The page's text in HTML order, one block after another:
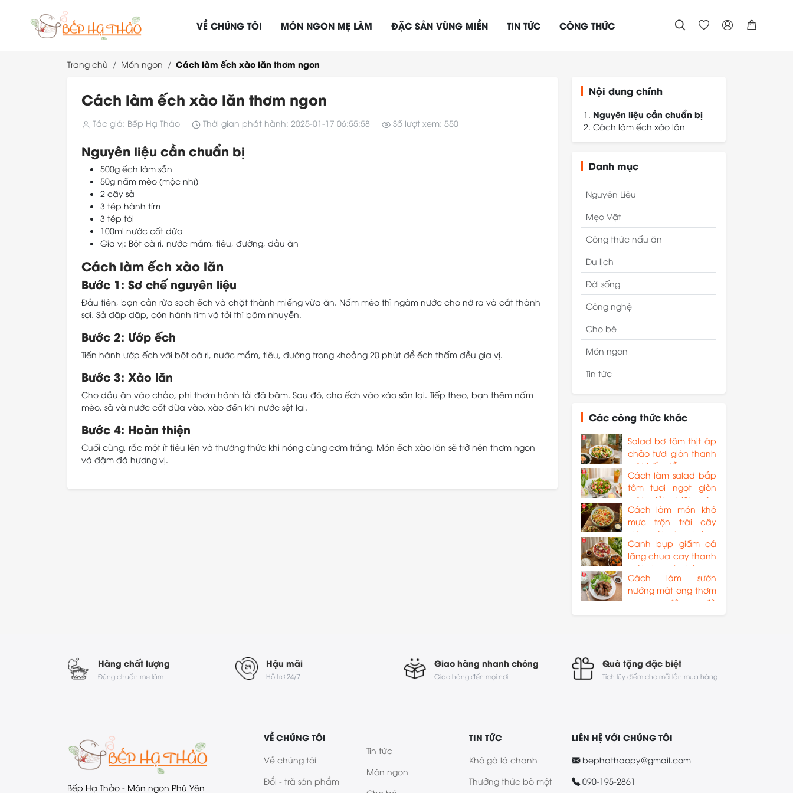
VỀ CHÚNG TÔI MÓN NGON MẸ LÀM ĐẶC SẢN VÙNG MIỀN TIN TỨC CÔNG THỨC    
Trang chủ Món ngon Cách làm ếch xào lăn thơm ngon
Cách làm ếch xào lăn thơm ngon
Tác giả: Bếp Hạ Thảo Thời gian phát hành: 2025-01-17 06:55:58 Số lượt xem: 550
Nguyên liệu cần chuẩn bị
500g ếch làm sẵn
50g nấm mèo (mộc nhĩ)
2 cây sả
3 tép hành tím
3 tép tỏi
100ml nước cốt dừa
Gia vị: Bột cà ri, nước mắm, tiêu, đường, dầu ăn
Cách làm ếch xào lăn
Bước 1: Sơ chế nguyên liệu
Đầu tiên, bạn cần rửa sạch ếch và chặt thành miếng vừa ăn. Nấm mèo thì ngâm nước cho nở ra và cắt thành
sợi. Sả đập dập, còn hành tím và tỏi thì băm nhuyễn.
Bước 2: Ướp ếch
Tiến hành ướp ếch với bột cà ri, nước mắm, tiêu, đường trong khoảng 20 phút để ếch thấm đều gia vị.
Bước 3: Xào lăn
Cho dầu ăn vào chảo, phi thơm hành tỏi đã băm. Sau đó, cho ếch vào xào săn lại. Tiếp theo, bạn thêm nấm
mèo, sả và nước cốt dừa vào, xào đến khi nước sệt lại.
Bước 4: Hoàn thiện
Cuối cùng, rắc một ít tiêu lên và thưởng thức khi nóng cùng cơm trắng. Món ếch xào lăn sẽ trở nên thơm ngon
và đậm đà hương vị.
Nội dung chính
Nguyên liệu cần chuẩn bị
Cách làm ếch xào lăn
Bước 3: Xào lăn
Danh mục
Nguyên Liệu
Mẹo Vặt
Công thức nấu ăn
Du lịch
Đời sống
Công nghệ
Cho bé
Món ngon
Tin tức
Các công thức khác
Salad bơ tôm thịt áp
chảo tươi giòn thanh
mát hấp dẫn
Cách làm salad bắp
tôm tươi ngọt giòn
mát giải nhiệt mùa
hè
Cách làm món khô
mực trộn trái cây
giòn mát, chua béo
Canh bụp giấm cá
lăng chua cay thanh
mát cho mùa hè
Cách làm sườn
nướng mật ong thơm
ngon, đậm đà
Hàng chất lượng
Đúng chuẩn mẹ làm
Hậu mãi
Hỗ trợ 24/7
Giao hàng nhanh chóng
Giao hàng đến mọi nơi
Quà tặng đặc biệt
Tích lũy điểm cho mỗi lần mua hàng
Bếp Hạ Thảo - Món ngon Phú Yên
VỀ CHÚNG TÔI
Về chúng tôi
Đổi - trả sản phẩm
Tin tức
Món ngon
TIN TỨC
Khô gà lá chanh
Thưởng thức bò một
LIÊN HỆ VỚI CHÚNG TÔI
bephathaopy@gmail.com
090-195-2861